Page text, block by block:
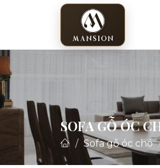
SOFA GỖ ÓC
Sofa gỗ óc chó